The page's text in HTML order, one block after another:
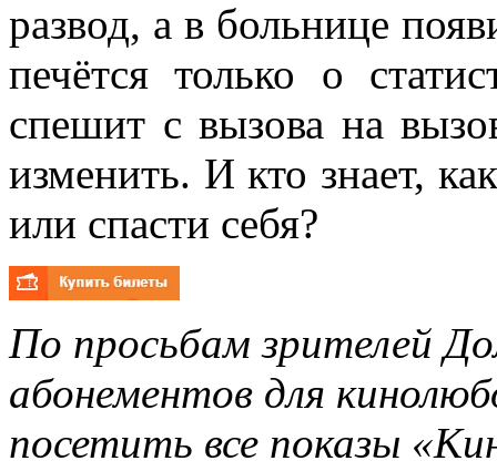
развод, а в больнице
печётся только о
спешит с вызова на
изменить. И кто знает,
или спасти себя?
По просьбам зрителей
абонементов для
посетить все показы